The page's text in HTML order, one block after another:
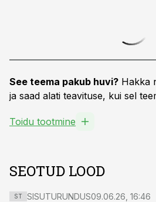
See teema pakub huvi? Hakka
ja saad alati teavituse, kui sel
Toidu tootmine
SEOTUD LOOD
ST SISUTURUNDUS09.06.26, 16:46